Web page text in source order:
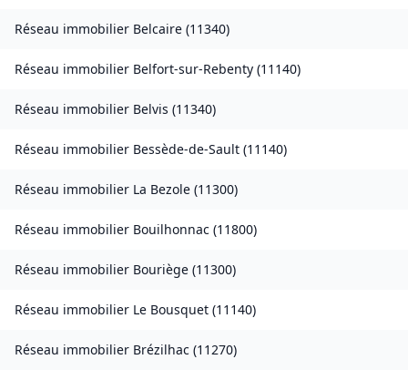
Réseau immobilier Belcaire (11340)
Réseau immobilier Belfort-sur-Rebenty (11140)
Réseau immobilier Belvis (11340)
Réseau immobilier Bessède-de-Sault (11140)
Réseau immobilier La Bezole (11300)
Réseau immobilier Bouilhonnac (11800)
Réseau immobilier Bouriège (11300)
Réseau immobilier Le Bousquet (11140)
Réseau immobilier Brézilhac (11270)